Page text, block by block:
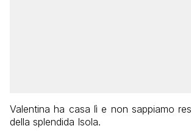
Valentina ha casa lì e non sappiamo
della splendida Isola.